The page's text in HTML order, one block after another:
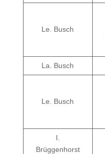
Le. Busch
La. Busch
Le. Busch
I.
Brüggenhorst